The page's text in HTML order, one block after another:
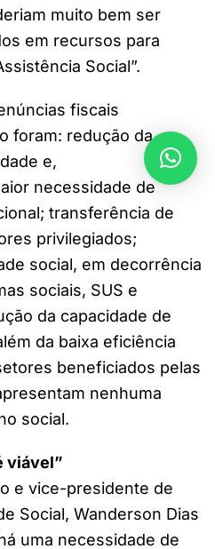
muito bem ser
em recursos para
Social”.
fiscais
foram: redução da
e,
necessidade de
transferência de
privilegiados;
social, em decorrência
sociais, SUS e
da capacidade de
da baixa eficiência
beneficiados pelas
nenhuma
social.
viável”
e vice-presidente de
Social, Wanderson Dias
uma necessidade de